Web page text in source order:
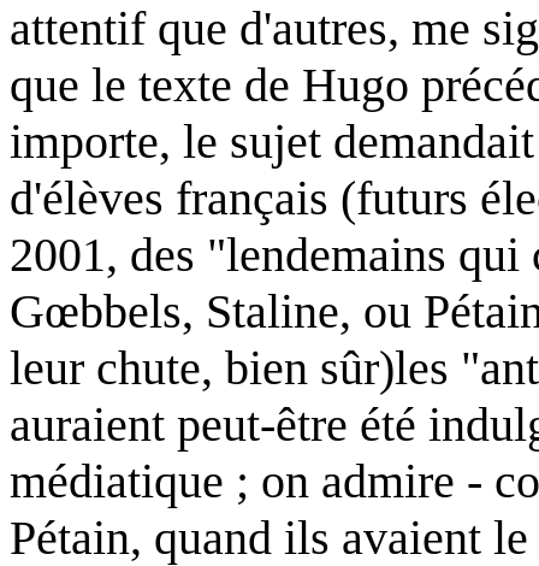
attentif que d'autres, me
que le texte de Hugo
importe, le sujet
d'élèves français (futurs
2001, des "lendemains
Gœbbels, Staline, ou
leur chute, bien sûr)les
auraient peut-être été
médiatique ; on admire -
Pétain, quand ils avaient